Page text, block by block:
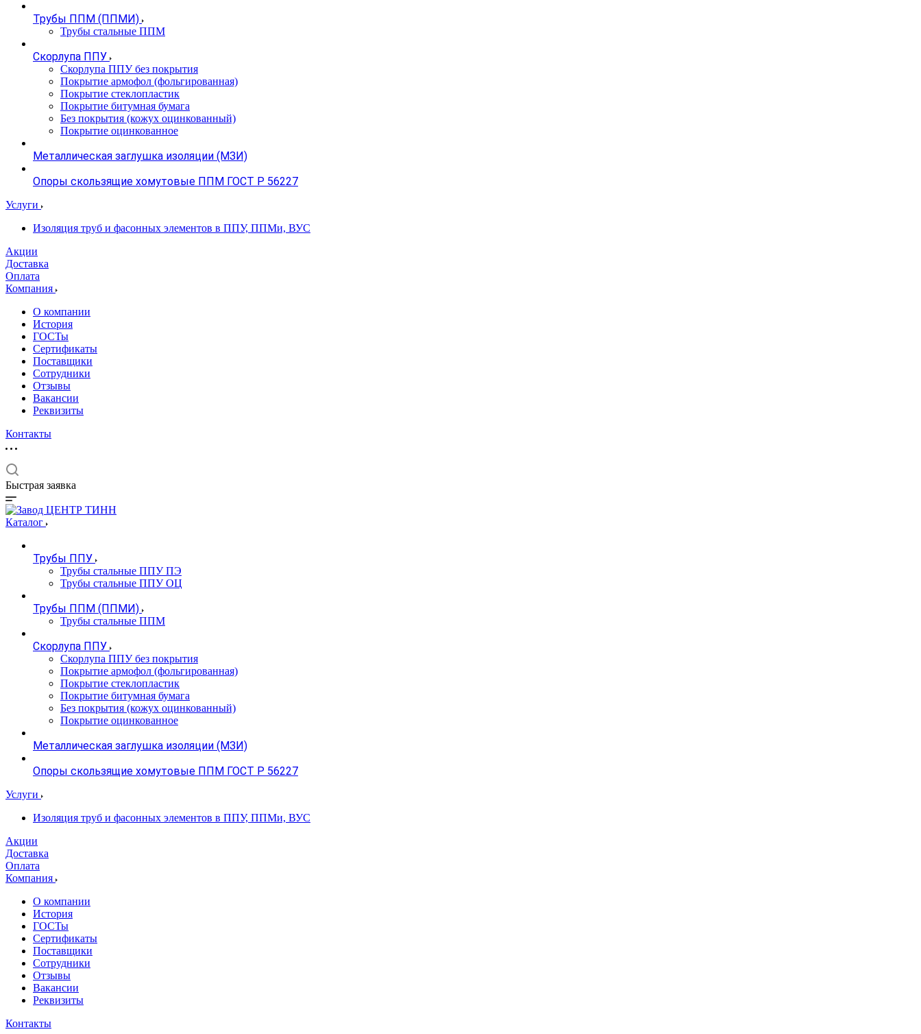
Трубы ППМ (ППМИ)
Трубы стальные ППМ
Скорлупа ППУ
Скорлупа ППУ без покрытия
Покрытие армофол (фольгированная)
Покрытие стеклопластик
Покрытие битумная бумага
Без покрытия (кожух оцинкованный)
Покрытие оцинкованное
Металлическая заглушка изоляции (МЗИ)
Опоры скользящие хомутовые ППМ ГОСТ Р 56227
Услуги
Изоляция труб и фасонных элементов в ППУ, ППМи, ВУС
Акции
Доставка
Оплата
Компания
О компании
История
ГОСТы
Сертификаты
Поставщики
Сотрудники
Отзывы
Вакансии
Реквизиты
Контакты
Быстрая заявка
Каталог
Трубы ППУ
Трубы стальные ППУ ПЭ
Трубы стальные ППУ ОЦ
Трубы ППМ (ППМИ)
Трубы стальные ППМ
Скорлупа ППУ
Скорлупа ППУ без покрытия
Покрытие армофол (фольгированная)
Покрытие стеклопластик
Покрытие битумная бумага
Без покрытия (кожух оцинкованный)
Покрытие оцинкованное
Металлическая заглушка изоляции (МЗИ)
Опоры скользящие хомутовые ППМ ГОСТ Р 56227
Услуги
Изоляция труб и фасонных элементов в ППУ, ППМи, ВУС
Акции
Доставка
Оплата
Компания
О компании
История
ГОСТы
Сертификаты
Поставщики
Сотрудники
Отзывы
Вакансии
Реквизиты
Контакты